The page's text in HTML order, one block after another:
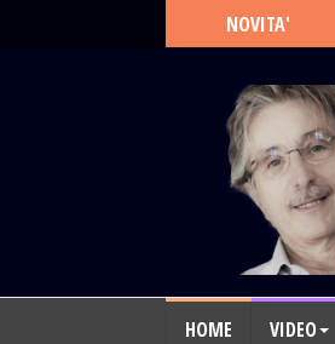
NOVITA'
HOME VIDEO